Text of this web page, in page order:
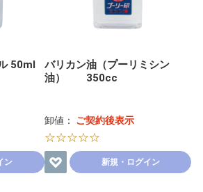
50ml
ン
バリカン油（プーリミシン
油） 350cc
卸値： ご契約後表示
☆☆☆☆☆
新規・ログイン